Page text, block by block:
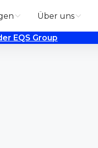
Über uns
EQS Group